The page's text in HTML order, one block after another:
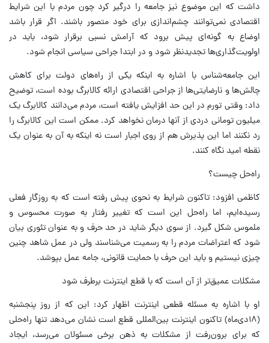
داشت که این موضوع نیز جامعه را درگیر کرد چون مردم با این شرایط
اقتصادی نمی‌توانند چشم‌اندازی برای خود متصور باشند. اگر قرار باشد
اوضاع به گونه‌ای پیش برود که آرامش نسبی برقرار شود، باید در
اولویت‌گذاری‌ها تجدیدنظر شود و در ابتدا جراحی سیاسی انجام شود.
این جامعه‌شناس با اشاره به اینکه یکی از راه‌های دولت برای کاهش
چالش‌ها و نارضایتی‌ها از جراحی اقتصادی ارائه کالابرگ‌ بوده است،‌ توضیح
داد: وقتی تورم در این حد افزایش یافته است،‌ مردم می‌دانند کالابرگ یک
میلیون تومانی دردی از آنها درمان نخواهد کرد. ممکن است این کالابرگ را
رد نکنند اما این پذیرش هم از روی اجبار است نه اینکه به آن به عنوان یک
نقطه امید نگاه کنند.
راه‌حل چیست؟
کاظمی افزود: تاکنون شرایط به نحوی پیش رفته است که به روزگار فعلی
رسیده‌ایم، اما راه‌حل این است که تغییر رفتار به صورت محسوس و
ملموس شکل گیرد. از سوی دیگر شاید در حد حرف و به عنوان تئوری بیان
شود که اعتراضات مردم را به رسمیت می‌شناسند ولی در عمل شاهد چنین
چیزی نیستیم و باید این حرف با حمایت قانونی، جامه عمل بپوشد.
مشکلات عمیق‌تر از آن است که با قطع اینترنت برطرف شود
او با اشاره به مسئله قطعی اینترنت اظهار کرد: این که از روز پنجشنبه
(۱۸دی‌ماه) تاکنون اینترنت بین‌المللی قطع است نشان می‌دهد تنها راه‌حلی
که برای برون‌رفت از مشکلات به ذهن برخی مسئولان می‌رسد، ایجاد